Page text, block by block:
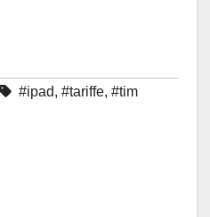
#ipad, #tariffe, #tim